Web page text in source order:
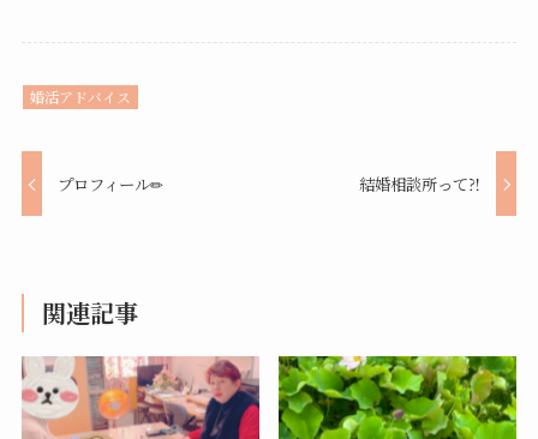
婚活アドバイス
プロフィール✏ 結婚相談所って⁈
関連記事